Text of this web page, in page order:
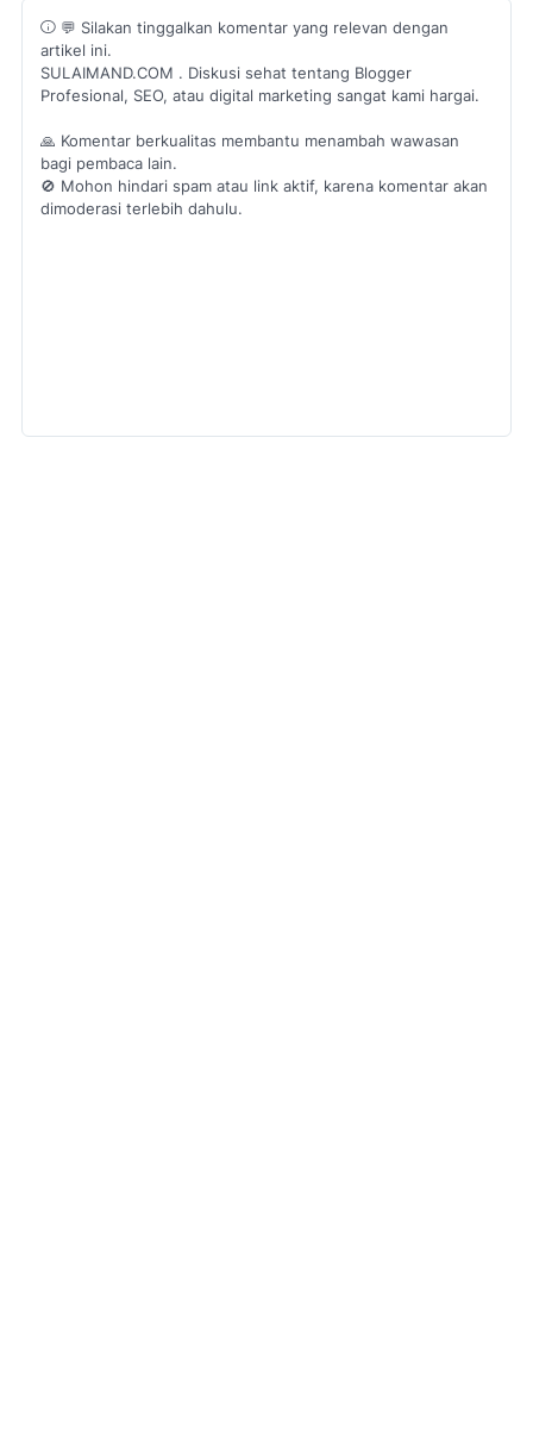
💬 Silakan tinggalkan komentar yang relevan dengan
artikel ini.
SULAIMAND.COM . Diskusi sehat tentang Blogger
Profesional, SEO, atau digital marketing sangat kami hargai.
🙏 Komentar berkualitas membantu menambah wawasan
bagi pembaca lain.
🚫 Mohon hindari spam atau link aktif, karena komentar akan
dimoderasi terlebih dahulu.